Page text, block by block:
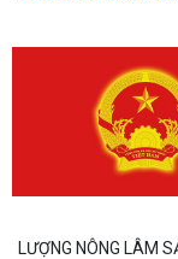
LƯỢNG NÔNG LÂM